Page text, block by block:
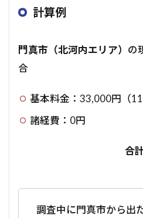
計算例
門真市（北河内エリア） の
合
基本料金：33,000円（
諸経費：0円
合
調査中に門真市から出